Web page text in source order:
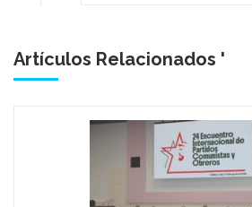
Artículos Relacionados '